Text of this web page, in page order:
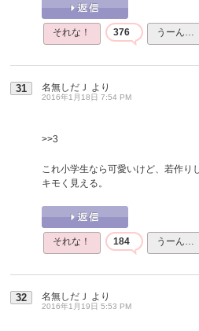
それな！ 376 うーん…
31 名無しだＪ より
2016年1月18日 7:54 PM
>>3
これ小学生なら可愛いけど、若作り
キモく見える。
それな！ 184 うーん…
32 名無しだＪ より
2016年1月19日 5:53 PM